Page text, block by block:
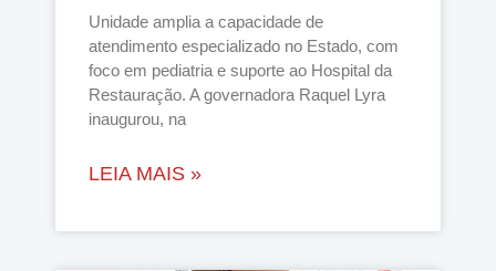
Unidade amplia a capacidade de
atendimento especializado no Estado, com
foco em pediatria e suporte ao Hospital da
Restauração. A governadora Raquel Lyra
inaugurou, na
LEIA MAIS »